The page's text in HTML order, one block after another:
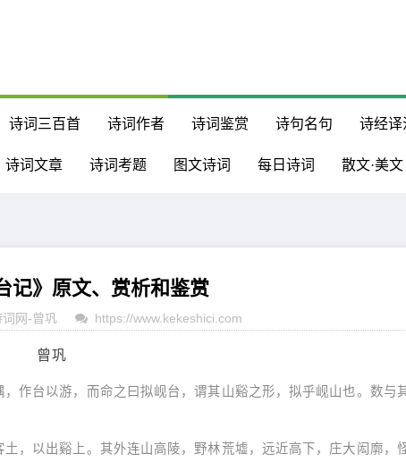
诗词三百首 诗词作者 诗词鉴赏 诗句名句 诗经译
诗词文章 诗词考题 图文诗词 每日诗词 散文·美文
记》原文、赏析和鉴赏
网-曾巩 https://www.kekeshici.com
曾巩
作台以游，而命之曰拟岘台，谓其山谿之形，拟乎岘山也。数与
，以出谿上。其外连山高陵，野林荒墟，远近高下，庄大闳廓，